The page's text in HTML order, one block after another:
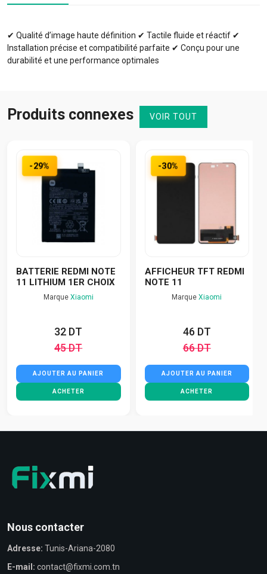
✔ Qualité d’image haute définition ✔ Tactile fluide et réactif ✔
Installation précise et compatibilité parfaite ✔ Conçu pour une
durabilité et une performance optimales
Produits connexes VOIR TOUT
-29%
BATTERIE REDMI NOTE
11 LITHIUM 1ER CHOIX
Marque Xiaomi
32 DT
45 DT
AJOUTER AU PANIER
ACHETER
-30%
AFFICHEUR TFT REDMI
NOTE 11
MarqueXiaomi
46 DT
66 DT
AJOUTER AU PANIER
ACHETER
Nous contacter
Adresse: Tunis-Ariana-2080
E-mail: contact@fixmi.com.tn